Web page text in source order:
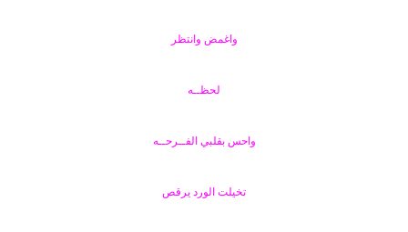
واغمض وانتظر
لحظــه
واحس بقلبي الفــرحــه
تخيلت الورد يرقص